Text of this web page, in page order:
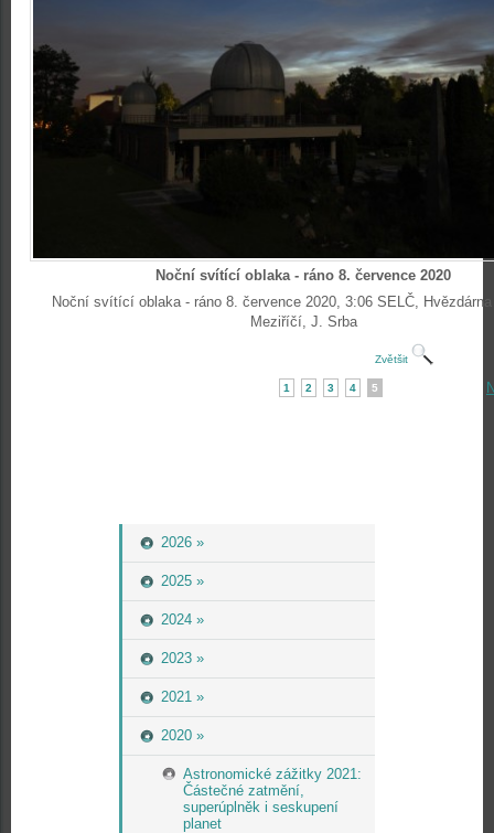
2026 »
2025 »
2024 »
2023 »
2021 »
2020 »
Astronomické zážitky 2021:
Částečné zatmění,
superúplněk i seskupení
planet
Noční svítící oblaka - ráno 8. července 2020
Noční svítící oblaka - ráno 8. července 2020, 3:06 SELČ,
Meziříčí, J. Srba
Zvětšit
1 2 3 4 5